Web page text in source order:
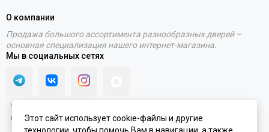
О компании
Продажа большого ассортимента разнообразных дверей –
основная специализация нашего интернет-магазина.
Мы в социальных сетях
Этот сайт использует cookie-файлы и другие